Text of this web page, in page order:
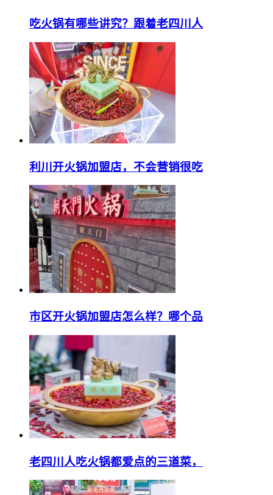
吃火锅有哪些讲究？跟着老四川人
利川开火锅加盟店，不会营销很吃
市区开火锅加盟店怎么样？哪个品
老四川人吃火锅都爱点的三道菜，